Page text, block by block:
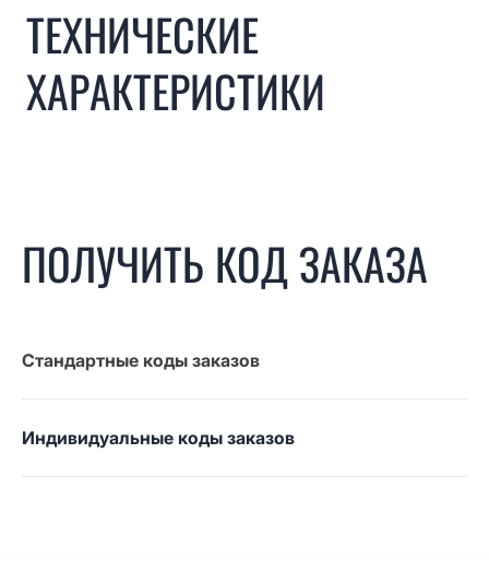
ТЕХНИЧЕСКИЕ
ХАРАКТЕРИСТИКИ
ПОЛУЧИТЬ КОД ЗАКАЗА
Стандартные коды заказов
Индивидуальные коды заказов